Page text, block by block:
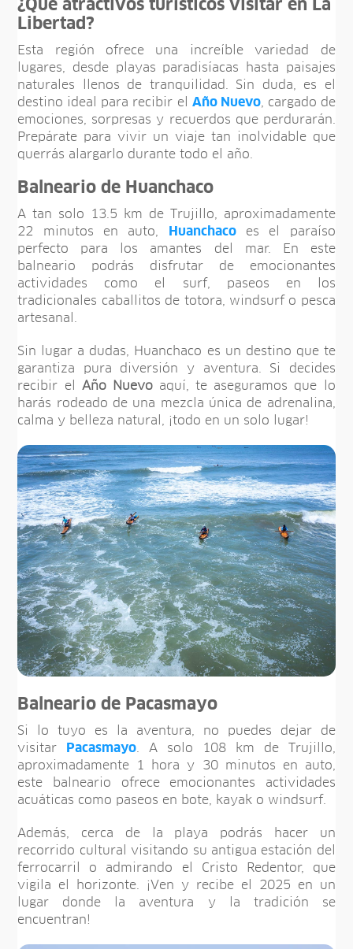
¿Qué atractivos turísticos visitar en La
Libertad?
Esta región ofrece una increíble variedad de
lugares, desde playas paradisíacas hasta paisajes
naturales llenos de tranquilidad. Sin duda, es el
destino ideal para recibir el Año Nuevo, cargado de
emociones, sorpresas y recuerdos que perdurarán.
Prepárate para vivir un viaje tan inolvidable que
querrás alargarlo durante todo el año.
Balneario de Huanchaco
A tan solo 13.5 km de Trujillo, aproximadamente
22 minutos en auto,
Huanchacoes el paraíso
perfecto para los amantes del mar. En este
balneario podrás disfrutar de emocionantes
actividades como el surf, paseos en los
tradicionales caballitos de totora, windsurf o pesca
artesanal.
Sin lugar a dudas, Huanchaco es un destino que te
garantiza pura diversión y aventura. Si decides
recibir el Año Nuevoaquí, te aseguramos que lo
harás rodeado de una mezcla única de adrenalina,
calma y belleza natural, ¡todo en un solo lugar!
Balneario de Pacasmayo
Si lo tuyo es la aventura, no puedes dejar de
visitar
Pacasmayo . A solo 108 km de Trujillo,
aproximadamente 1 hora y 30 minutos en auto,
este balneario ofrece emocionantes actividades
acuáticas como paseos en bote, kayak o windsurf.
Además, cerca de la playa podrás hacer un
recorrido cultural visitando su antigua estación del
ferrocarril o admirando el Cristo Redentor, que
vigila el horizonte. ¡Ven y recibe el 2025 en un
lugar donde la aventura y la tradición se
encuentran!